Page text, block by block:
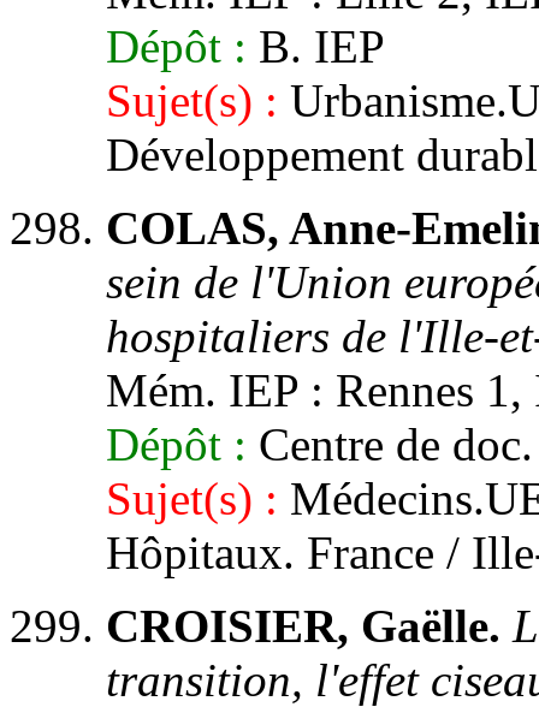
Dépôt : B. IEP
Sujet(s) :
Développement
COLAS, Anne-
sein de l'Union
hospitaliers de l'Ille-
Mém. IEP : Rennes
Dépôt : Centre de
Sujet(s) :
Hôpitaux. France /
CROISIER, Gaëlle.
transition, l'effet